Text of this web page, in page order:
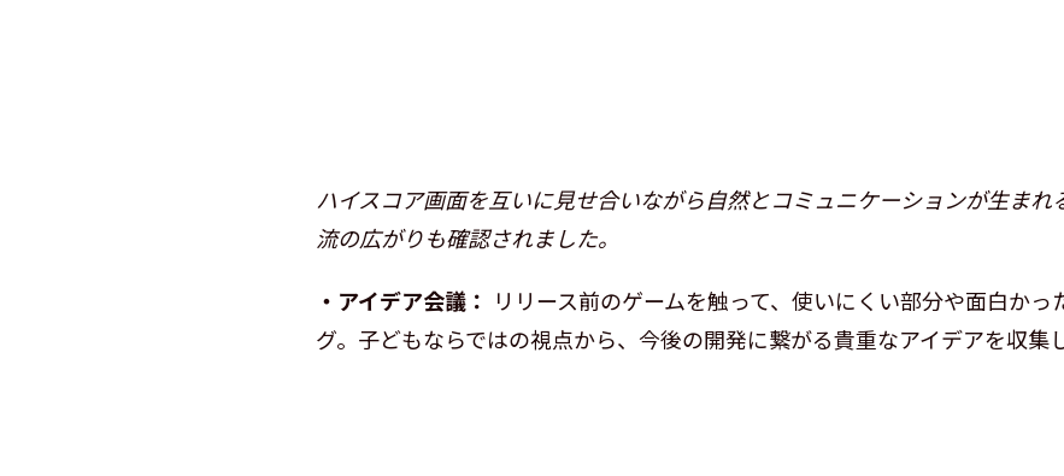
ハイスコア画面を互いに見せ合いながら自然とコミュニケーションが生まれ
流の広がりも確認されました。
・アイデア会議： リリース前のゲームを触って、使いにくい部分や面白か
グ。子どもならではの視点から、今後の開発に繋がる貴重なアイデアを収集